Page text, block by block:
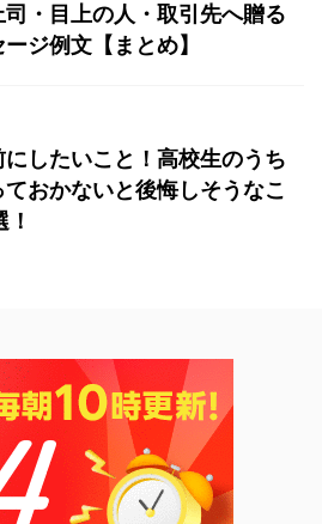
司・目上の人・取引先へ贈る
ージ例文【まとめ】
にしたいこと！高校生のうち
ておかないと後悔しそうなこ